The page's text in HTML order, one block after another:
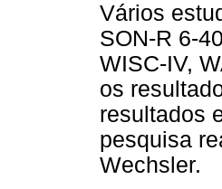
Vários
SON-R 6-
WISC-IV,
os
resultados
pesquisa
Wechsler.